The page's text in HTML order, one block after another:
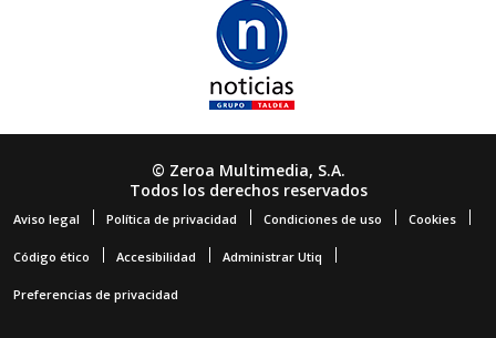
© Zeroa Multimedia, S.A.
Todos los derechos reservados
Aviso legal Política de privacidad Condiciones de uso Cookies
Código ético Accesibilidad Administrar Utiq
Preferencias de privacidad